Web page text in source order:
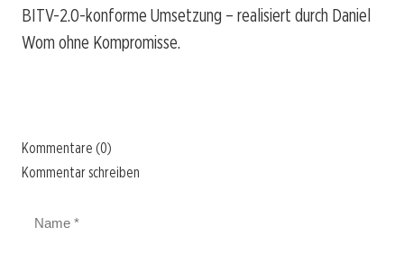
BITV-2.0-konforme Umsetzung – realisiert durch Daniel
Wom ohne Kompromisse.
Kommentare (0)
Kommentar schreiben